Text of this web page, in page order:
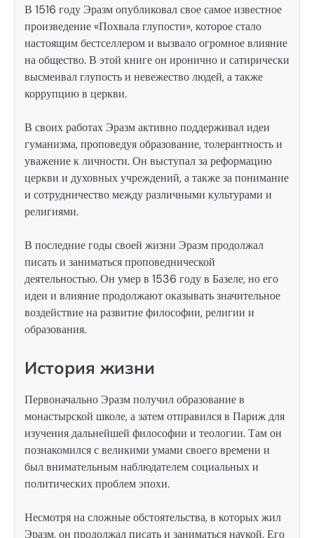
В 1516 году Эразм опубликовал свое самое известное
произведение «Похвала глупости», которое стало
настоящим бестселлером и вызвало огромное влияние
на общество. В этой книге он иронично и сатирически
высмеивал глупость и невежество людей, а также
коррупцию в церкви.
В своих работах Эразм активно поддерживал идеи
гуманизма, проповедуя образование, толерантность и
уважение к личности. Он выступал за реформацию
церкви и духовных учреждений, а также за понимание
и сотрудничество между различными культурами и
религиями.
В последние годы своей жизни Эразм продолжал
писать и заниматься проповеднической
деятельностью. Он умер в 1536 году в Базеле, но его
идеи и влияние продолжают оказывать значительное
воздействие на развитие философии, религии и
образования.
История жизни
Первоначально Эразм получил образование в
монастырской школе, а затем отправился в Париж для
изучения дальнейшей философии и теологии. Там он
познакомился с великими умами своего времени и
был внимательным наблюдателем социальных и
политических проблем эпохи.
Несмотря на сложные обстоятельства, в которых жил
Эразм, он продолжал писать и заниматься наукой. Его